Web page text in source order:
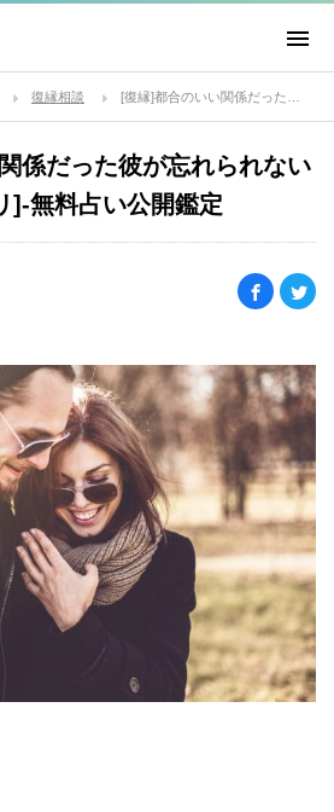
復縁相談
係だった彼が忘れられない
]-無料占い公開鑑定